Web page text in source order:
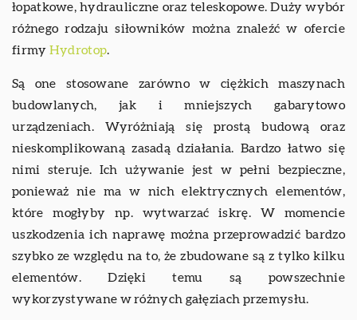
łopatkowe, hydrauliczne oraz teleskopowe. Duży wybór
różnego rodzaju siłowników można znaleźć w ofercie
firmy Hydrotop.
Są one stosowane zarówno w ciężkich maszynach
budowlanych, jak i mniejszych gabarytowo
urządzeniach. Wyróżniają się prostą budową oraz
nieskomplikowaną zasadą działania. Bardzo łatwo się
nimi steruje. Ich używanie jest w pełni bezpieczne,
ponieważ nie ma w nich elektrycznych elementów,
które mogłyby np. wytwarzać iskrę. W momencie
uszkodzenia ich naprawę można przeprowadzić bardzo
szybko ze względu na to, że zbudowane są z tylko kilku
elementów. Dzięki temu są powszechnie
wykorzystywane w różnych gałęziach przemysłu.